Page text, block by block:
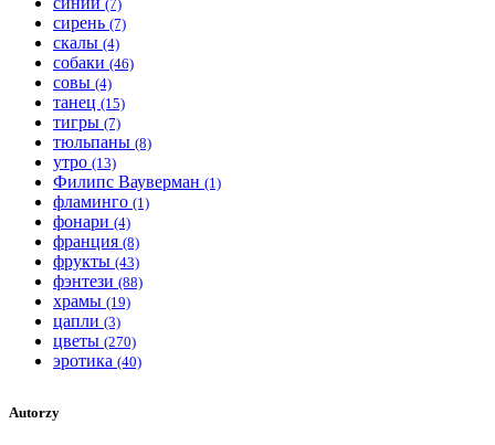
(7)
сирень (7)
скалы (4)
собаки (46)
совы (4)
танец (15)
тигры (7)
тюльпаны (8)
утро (13)
Филипс Вауверман (1)
фламинго (1)
фонари (4)
франция (8)
фрукты (43)
фэнтези (88)
храмы (19)
цапли (3)
цветы (270)
эротика (40)
Autorzy